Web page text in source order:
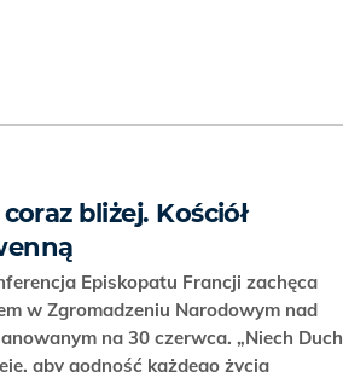
bliżej. Kościół
Episkopatu Francji zachęca
w Zgromadzeniu Narodowym nad
na 30 czerwca. „Niech Duch
aby godność każdego życia